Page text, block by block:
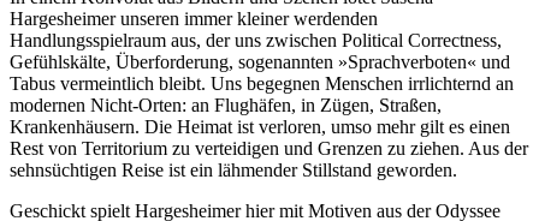
Hargesheimer unseren immer kleiner werdenden
Handlungsspielraum aus, der uns zwischen Political Correctness,
Gefühlskälte, Überforderung, sogenannten »Sprachverboten« und
Tabus vermeintlich bleibt. Uns begegnen Menschen irrlichternd an
modernen Nicht-Orten: an Flughäfen, in Zügen, Straßen,
Krankenhäusern. Die Heimat ist verloren, umso mehr gilt es einen
Rest von Territorium zu verteidigen und Grenzen zu ziehen. Aus der
sehnsüchtigen Reise ist ein lähmender Stillstand geworden.
Geschickt spielt Hargesheimer hier mit Motiven aus der Odyssee